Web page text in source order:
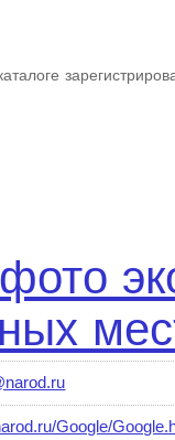
Google/